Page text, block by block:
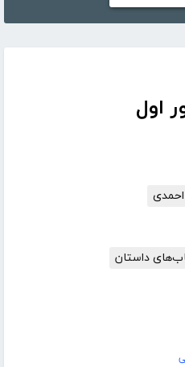
اول
احمدی
داستان